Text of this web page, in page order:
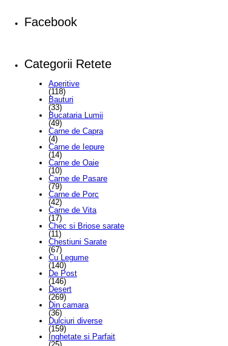
Facebook
Categorii Retete
Aperitive
(118)
Bauturi
(33)
Bucataria Lumii
(49)
Carne de Capra
(4)
Carne de Iepure
(14)
Carne de Oaie
(10)
Carne de Pasare
(79)
Carne de Porc
(42)
Carne de Vita
(17)
Chec si Briose sarate
(11)
Chestiuni Sarate
(67)
Cu Legume
(140)
De Post
(146)
Desert
(269)
Din camara
(36)
Dulciuri diverse
(159)
Inghetate si Parfait